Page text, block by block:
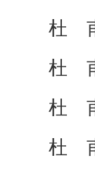
杜
杜
杜
杜